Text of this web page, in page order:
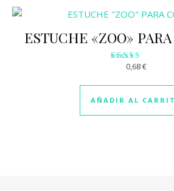
ESTUCHE «ZOO»
Valorado
2.96
de 5
0,68€
AÑADIR AL